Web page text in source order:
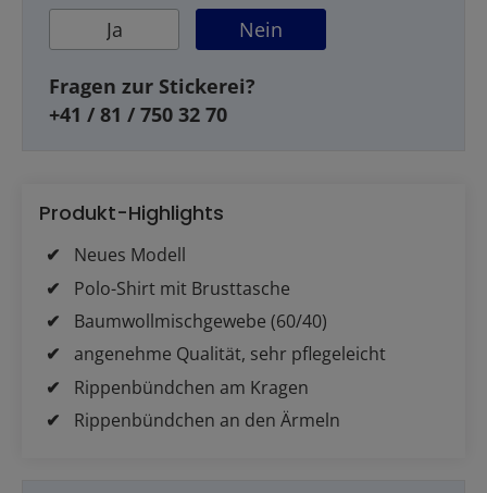
Ja Nein
Fragen zur Stickerei?
+41 / 81 / 750 32 70
Produkt-Highlights
Neues Modell
Polo-Shirt mit Brusttasche
Baumwollmischgewebe (60/40)
angenehme Qualität, sehr pflegeleicht
Rippenbündchen am Kragen
Rippenbündchen an den Ärmeln